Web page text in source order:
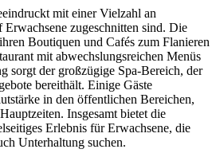
mit einer Vielzahl an
zugeschnitten sind. Die
Boutiquen und Cafés zum Flanieren
mit abwechslungsreichen Menüs
sorgt der großzügige Spa-Bereich, der
bereithält. Einige Gäste
in den öffentlichen Bereichen,
Insgesamt bietet die
Erlebnis für Erwachsene, die
Unterhaltung suchen.